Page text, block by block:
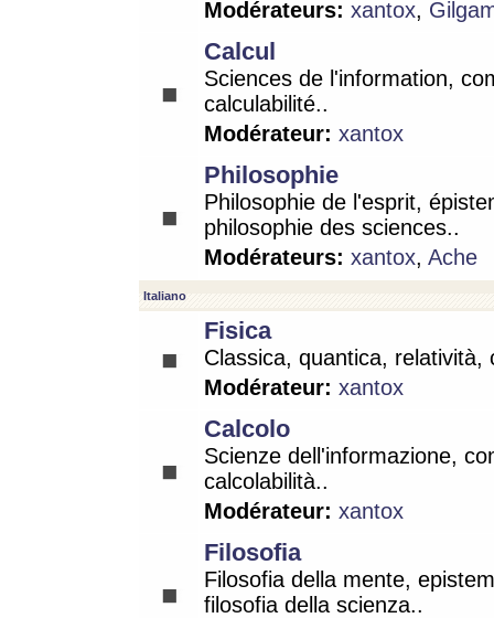
Modérateurs: xantox,
Calcul
Sciences de l'information,
calculabilité..
Modérateur: xantox
Philosophie
Philosophie de l'esprit,
philosophie des sciences..
Modérateurs: xantox, Ache
Italiano
Fisica
Classica, quantica, relatività,
Modérateur: xantox
Calcolo
Scienze dell'informazione,
calcolabilità..
Modérateur: xantox
Filosofia
Filosofia della mente,
filosofia della scienza..